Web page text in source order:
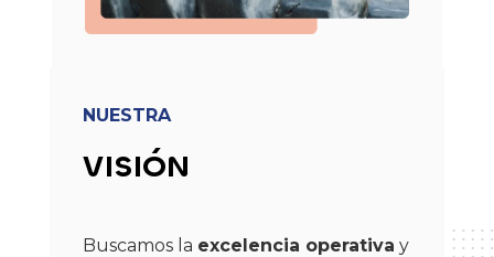
NUESTRA
VISIÓN
Buscamos la excelencia operativa y